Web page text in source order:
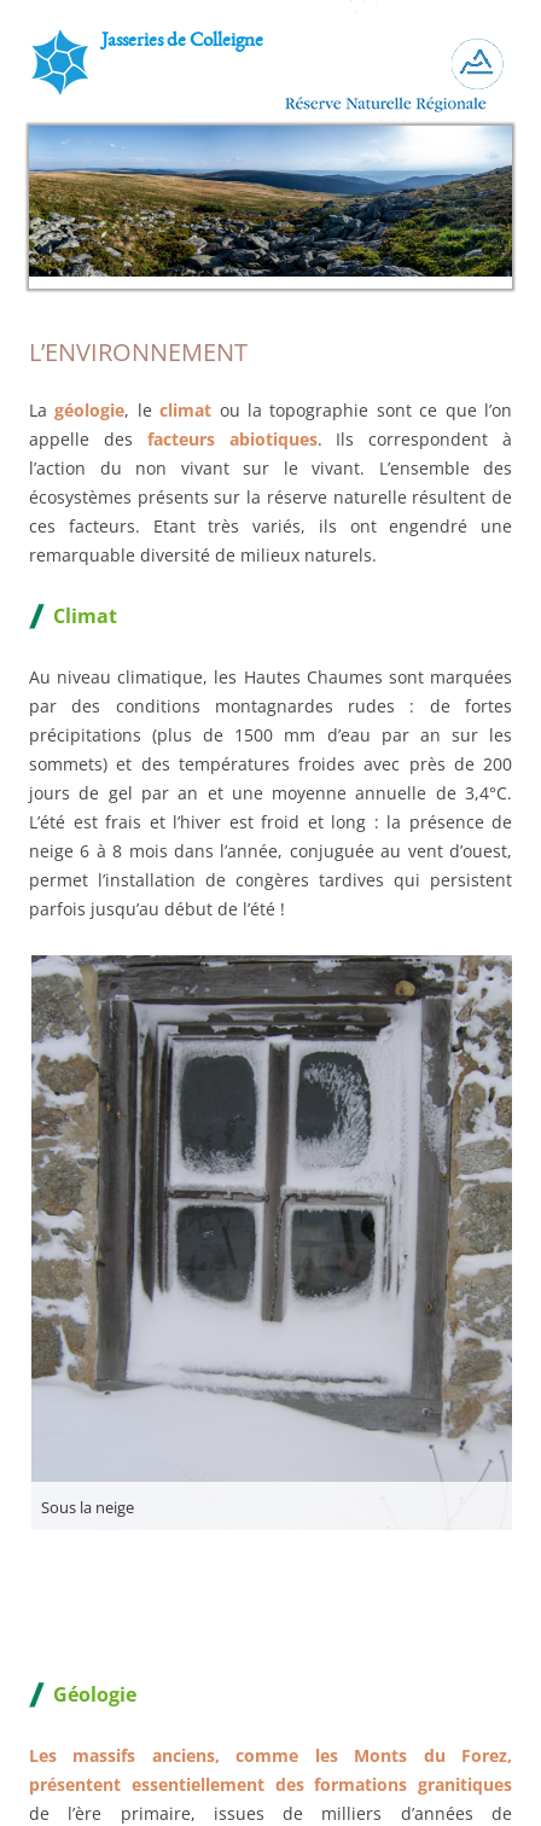
Jasseries de Colleigne
L’ENVIRONNEMENT
Lagéologie, leclimat ou la topographie sont ce que l’on
appelle des facteurs abiotiques. Ils correspondent à
l’action du non vivant sur le vivant. L’ensemble des
écosystèmes présents sur la réserve naturelle résultent de
ces facteurs. Etant très variés, ils ont engendré une
remarquable diversité de milieux naturels.
Climat
Au niveau climatique, les Hautes Chaumes sont marquées
par des conditions montagnardes rudes : de fortes
précipitations (plus de 1500 mm d’eau par an sur les
sommets) et des températures froides avec près de 200
jours de gel par an et une moyenne annuelle de 3,4°C.
L’été est frais et l’hiver est froid et long : la présence de
neige 6 à 8 mois dans l’année, conjuguée au vent d’ouest,
permet l’installation de congères tardives qui persistent
parfois jusqu’au début de l’été !
Sous la neige
Géologie
Les massifs anciens, comme les Monts du Forez,
présentent essentiellement des formations granitiques
de l’ère primaire, issues de milliers d’années de